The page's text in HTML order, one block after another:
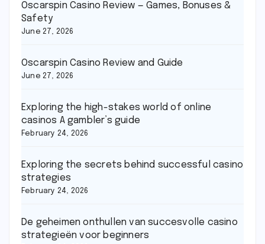
Oscarspin Casino Review — Games, Bonuses &
Safety
June 27, 2026
Oscarspin Casino Review and Guide
June 27, 2026
Exploring the high-stakes world of online
casinos A gambler’s guide
February 24, 2026
Exploring the secrets behind successful casino
strategies
February 24, 2026
De geheimen onthullen van succesvolle casino
strategieën voor beginners